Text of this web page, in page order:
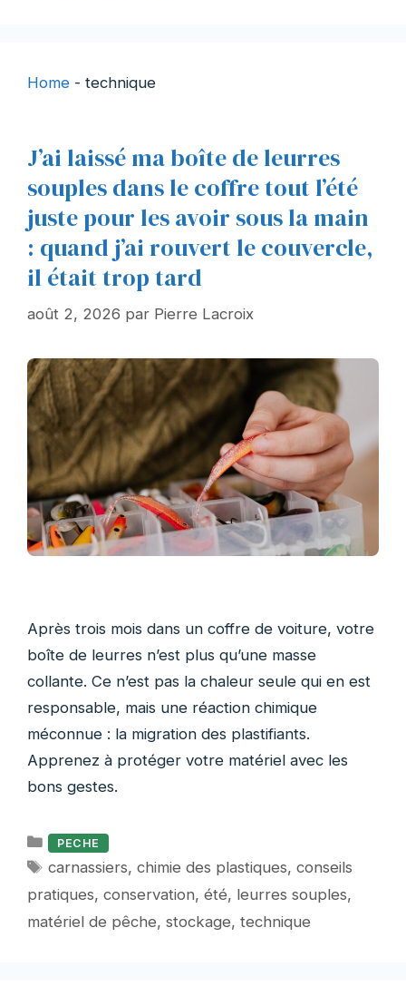
Home - technique
J’ai laissé ma boîte de leurres
souples dans le coffre tout l’été
juste pour les avoir sous la main
: quand j’ai rouvert le couvercle,
il était trop tard
août 2, 2026 par Pierre Lacroix
Après trois mois dans un coffre de voiture, votre
boîte de leurres n’est plus qu’une masse
collante. Ce n’est pas la chaleur seule qui en est
responsable, mais une réaction chimique
méconnue : la migration des plastifiants.
Apprenez à protéger votre matériel avec les
bons gestes.
Catégories
PECHE
Étiquettes
carnassiers,chimie des plastiques,conseils
pratiques, conservation, été, leurres souples,
matériel de pêche, stockage, technique